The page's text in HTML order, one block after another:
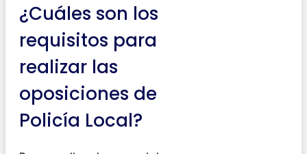
¿Cuáles son los
requisitos para
realizar las
oposiciones de
Policía Local?